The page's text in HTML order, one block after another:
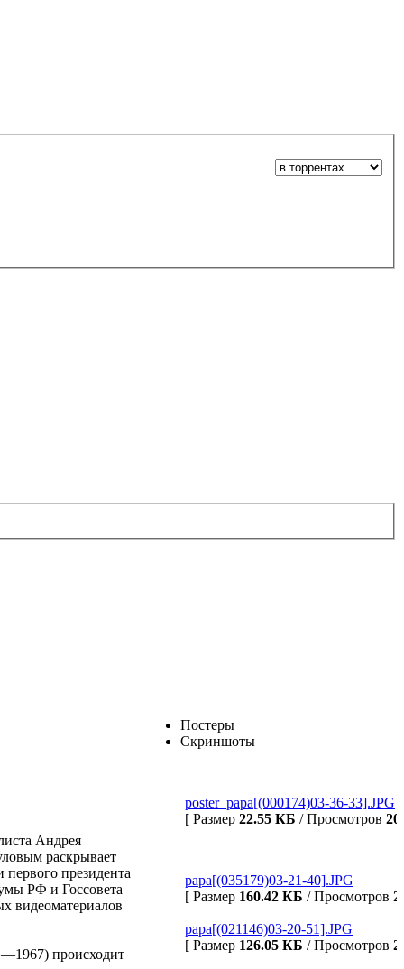
Постеры
Скриншоты
poster_papa[(000174)03-36-33].JPG
[ Размер 22.55 КБ / Просмотров
papa[(035179)03-21-40].JPG
[ Размер 160.42 КБ / Просмотров
papa[(021146)03-20-51].JPG
[ Размер 126.05 КБ / Просмотров
Андрея
раскрывает
президента
РФ и Госсовета
видеоматериалов
происходит